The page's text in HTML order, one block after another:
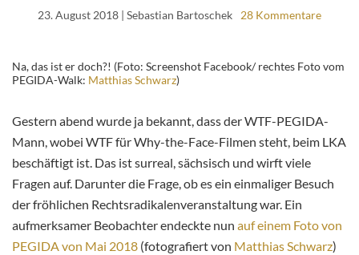
23. August 2018 | Sebastian Bartoschek 28 Kommentare
Na, das ist er doch?! (Foto: Screenshot Facebook/ rechtes Foto vom
PEGIDA-Walk: Matthias Schwarz)
Gestern abend wurde ja bekannt, dass der WTF-PEGIDA-
Mann, wobei WTF für Why-the-Face-Filmen steht, beim LKA
beschäftigt ist. Das ist surreal, sächsisch und wirft viele
Fragen auf. Darunter die Frage, ob es ein einmaliger Besuch
der fröhlichen Rechtsradikalenveranstaltung war. Ein
aufmerksamer Beobachter endeckte nun auf einem Foto von
PEGIDA von Mai 2018 (fotografiert von Matthias Schwarz)